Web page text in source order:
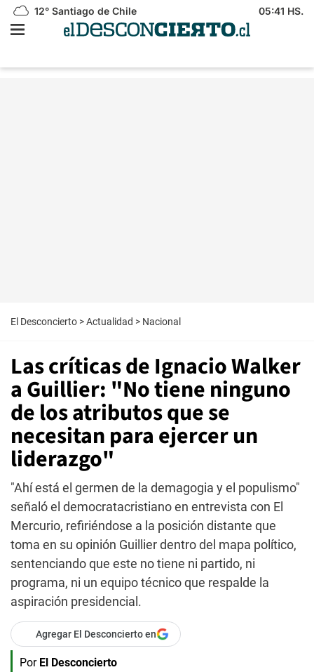
12° Santiago de Chile 05:41 HS.
El Desconcierto >Actualidad > Nacional
Las críticas de Ignacio Walker
a Guillier: "No tiene ninguno
de los atributos que se
necesitan para ejercer un
liderazgo"
"Ahí está el germen de la demagogia y el populismo"
señaló el democratacristiano en entrevista con El
Mercurio, refiriéndose a la posición distante que
toma en su opinión Guillier dentro del mapa político,
sentenciando que este no tiene ni partido, ni
programa, ni un equipo técnico que respalde la
aspiración presidencial.
Agregar El Desconcierto en
Por El Desconcierto